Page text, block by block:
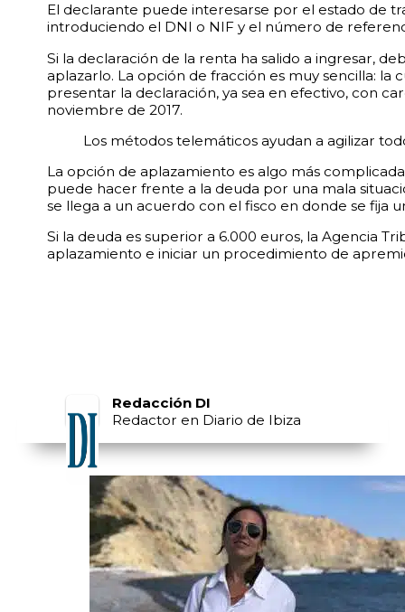
El declarante puede interesarse por el estado de
introduciendo el DNI o NIF y el número de
Si la declaración de la renta ha salido a ingresar,
aplazarlo. La opción de fracción es muy sencilla:
presentar la declaración, ya sea en efectivo, con
noviembre de 2017.
Los métodos telemáticos ayudan a agilizar
La opción de aplazamiento es algo más
puede hacer frente a la deuda por una mala
se llega a un acuerdo con el fisco en donde se fija
Si la deuda es superior a 6.000 euros, la Agencia
aplazamiento e iniciar un procedimiento de
Redacción DI
Redactor en Diario de Ibiza